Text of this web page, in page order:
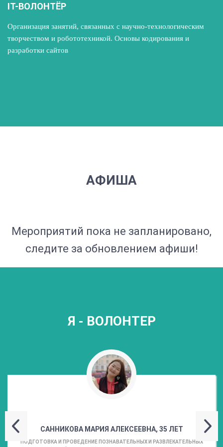
IT-ВОЛОНТЁР
Организация занятий, связанных с научно-технологическим
творчеством и робототехникой. Основы кодирования и
разработки сайтов
АФИША
Мероприятий пока не запланировано,
следите за обновлением афиши!
Я - ВОЛОНТЕР
САННИКОВА МАРИЯ АЛЕКСЕЕВНА, 35 ЛЕТ
ПОДГОТОВКА И ПРОВЕДЕНИЕ ПОЗНАВАТЕЛЬНЫХ И РАЗВЛЕКАТЕЛЬНЫХ